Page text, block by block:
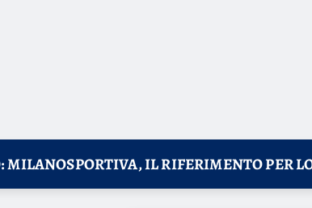
MILANOSPORTIVA, IL RIFERIMENTO PER